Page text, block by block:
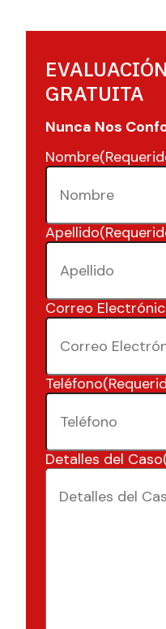
GRATUITA
Nunca Nos
Nombre
Apellido
Correo
Teléfono
Detalles del Caso